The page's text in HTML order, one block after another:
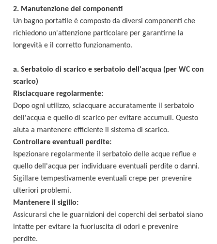
2. Manutenzione dei componenti
Un bagno portatile è composto da diversi componenti che
richiedono un'attenzione particolare per garantirne la
longevità e il corretto funzionamento.
a. Serbatoio di scarico e serbatoio dell'acqua (per WC con
scarico)
Risciacquare regolarmente:
Dopo ogni utilizzo, sciacquare accuratamente il serbatoio
dell'acqua e quello di scarico per evitare accumuli. Questo
aiuta a mantenere efficiente il sistema di scarico.
Controllare eventuali perdite:
Ispezionare regolarmente il serbatoio delle acque reflue e
quello dell'acqua per individuare eventuali perdite o danni.
Sigillare tempestivamente eventuali crepe per prevenire
ulteriori problemi.
Mantenere il sigillo:
Assicurarsi che le guarnizioni dei coperchi dei serbatoi siano
intatte per evitare la fuoriuscita di odori e prevenire
perdite.